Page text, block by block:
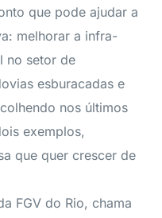
que pode ajudar a
melhorar a infra-
no setor de
esburacadas e
nos últimos
exemplos,
que quer crescer de
FGV do Rio, chama